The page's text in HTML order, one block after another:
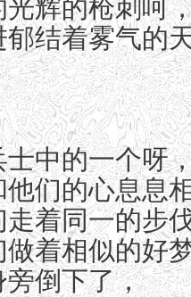
辉的枪刺呵
结着雾气的
中的一个呀
们的心息息
着同一的步
着相似的好
倒下了，